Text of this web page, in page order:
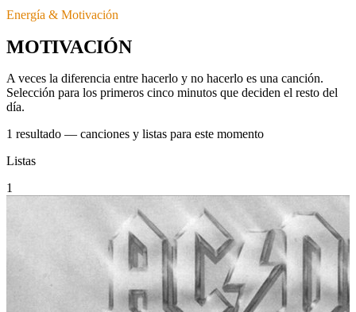
Energía & Motivación
MOTIVACIÓN
A veces la diferencia entre hacerlo y no hacerlo es una canción.
Selección para los primeros cinco minutos que deciden el resto del
día.
1 resultado — canciones y listas para este momento
Listas
1